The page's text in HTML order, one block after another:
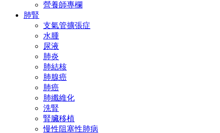
營養師專欄
肺腎
支氣管擴張症
水腫
尿液
肺炎
肺結核
肺腺癌
肺癌
肺纖維化
洗腎
腎臟移植
慢性阻塞性肺病